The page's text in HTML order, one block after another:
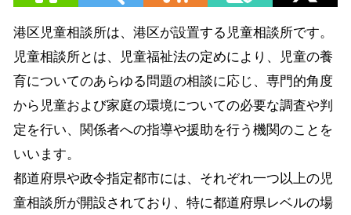
港区児童相談所は、港区が設置する児童相談所です。
児童相談所とは、児童福祉法の定めにより、児童の養
育についてのあらゆる問題の相談に応じ、専門的角度
から児童および家庭の環境についての必要な調査や判
定を行い、関係者への指導や援助を行う機関のことを
いいます。
都道府県や政令指定都市には、それぞれ一つ以上の児
童相談所が開設されており、特に都道府県レベルの場